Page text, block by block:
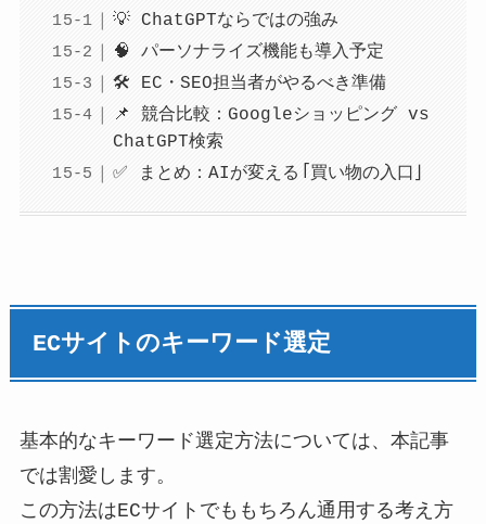
💡 ChatGPTならではの強み
🧠 パーソナライズ機能も導入予定
🛠 EC・SEO担当者がやるべき準備
📌 競合比較：Googleショッピング vs
ChatGPT検索
✅ まとめ：AIが変える「買い物の入口」
ECサイトのキーワード選定
基本的なキーワード選定方法については、本記事
では割愛します。
この方法はECサイトでももちろん通用する考え方